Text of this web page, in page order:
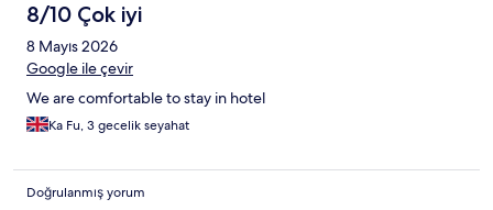
8/10 Çok iyi
8 Mayıs 2026
Google ile çevir
We are comfortable to stay in hotel
Ka Fu, 3 gecelik seyahat
Doğrulanmış yorum